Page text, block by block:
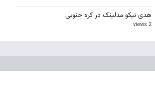
هدی نیکو مدلینک در کره جنوبی
2 views